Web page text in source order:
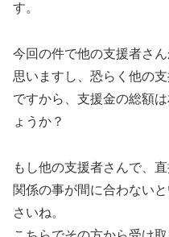
す。
今回の件で他の支援者さ
思いますし、恐らく他の
ですから、支援金の総額
ょうか？
もし他の支援者さんで、
関係の事が間に合わない
さいね。